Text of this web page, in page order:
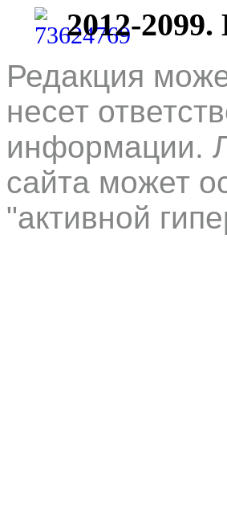
2012-
Редакция
несет
информации.
сайта может
"активной